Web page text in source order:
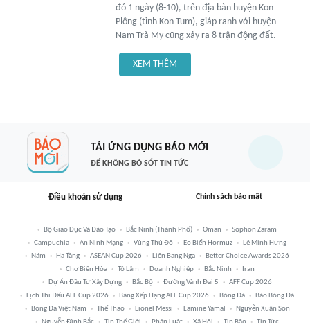
đó 1 ngày (8-10), trên địa bàn huyện Kon
Plông (tỉnh Kon Tum), giáp ranh với huyện
Nam Trà My cũng xảy ra 8 trận động đất.
XEM THÊM
TẢI ỨNG DỤNG BÁO MỚI
ĐỂ KHÔNG BỎ SÓT TIN TỨC
Điều khoản sử dụng Chính sách bảo mật
Bộ Giáo Dục Và Đào Tạo Bắc Ninh (thành Phố) Oman
Sophon Zaram
Campuchia
An Ninh Mạng Vùng Thủ Đô Eo Biển Hormuz
Lê Minh Hưng
Năm
Hạ Tầng ASEAN Cup 2026 Liên Bang Nga
Better Choice Awards 2026
Chợ Biên Hòa
Tô Lâm Doanh Nghiệp Bắc Ninh
Iran
Dự Án Đầu Tư Xây Dựng
Bắc Bộ Đường Vành Đai 5
AFF Cup 2026
Lịch Thi Đấu AFF Cup 2026
Bảng Xếp Hạng AFF Cup 2026 Bóng Đá
Báo Bóng Đá
Bóng Đá Việt Nam
Thể Thao Lionel Messi Lamine Yamal
Nguyễn Xuân Son
Nguyễn Đình Bắc
Tin Thế Giới Pháp Luật Xã Hội Tin Bão Tin Tức